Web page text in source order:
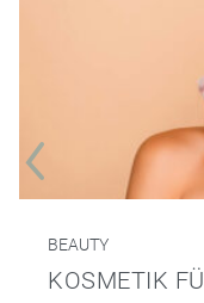
BEAUTY
KOSMETIK